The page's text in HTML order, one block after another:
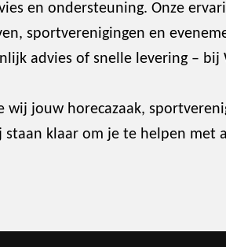
en ondersteuning. Onze
sportverenigingen en
advies of snelle levering – bij
jouw horecazaak,
klaar om je te helpen met